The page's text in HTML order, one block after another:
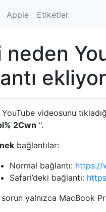
Apple Etiketler
neden
YouTube videosunu
2Cwn ".
bağlantılar:
Normal bağlantı: https://
Safari’deki bağlantı:
sorun yalnızca MacBook